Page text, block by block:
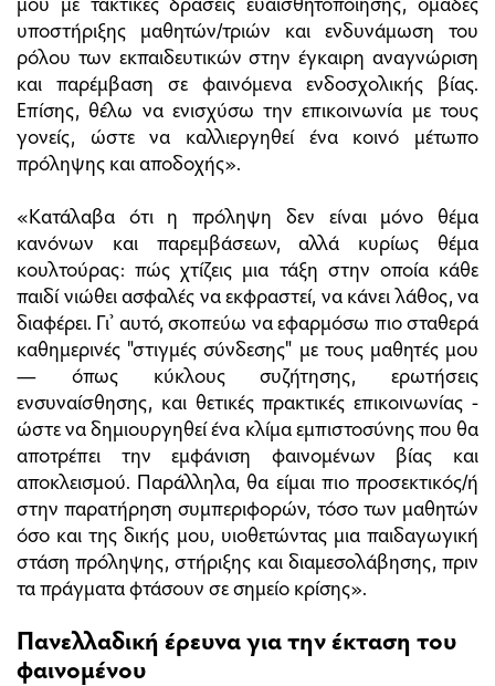
υποστήριξης μαθητών/τριών και ενδυνάμωση του
ρόλου των εκπαιδευτικών στην έγκαιρη αναγνώριση
και παρέμβαση σε φαινόμενα ενδοσχολικής βίας.
Επίσης, θέλω να ενισχύσω την επικοινωνία με τους
γονείς, ώστε να καλλιεργηθεί ένα κοινό μέτωπο
πρόληψης και αποδοχής».
«Κατάλαβα ότι η πρόληψη δεν είναι μόνο θέμα
κανόνων και παρεμβάσεων, αλλά κυρίως θέμα
κουλτούρας: πώς χτίζεις μια τάξη στην οποία κάθε
παιδί νιώθει ασφαλές να εκφραστεί, να κάνει λάθος, να
διαφέρει. Γι’ αυτό, σκοπεύω να εφαρμόσω πιο σταθερά
καθημερινές "στιγμές σύνδεσης" με τους μαθητές μου
— όπως κύκλους συζήτησης, ερωτήσεις
ενσυναίσθησης, και θετικές πρακτικές επικοινωνίας -
ώστε να δημιουργηθεί ένα κλίμα εμπιστοσύνης που θα
αποτρέπει την εμφάνιση φαινομένων βίας και
αποκλεισμού. Παράλληλα, θα είμαι πιο προσεκτικός/ή
στην παρατήρηση συμπεριφορών, τόσο των μαθητών
όσο και της δικής μου, υιοθετώντας μια παιδαγωγική
στάση πρόληψης, στήριξης και διαμεσολάβησης, πριν
τα πράγματα φτάσουν σε σημείο κρίσης».
Πανελλαδική έρευνα για την έκταση του
φαινομένου